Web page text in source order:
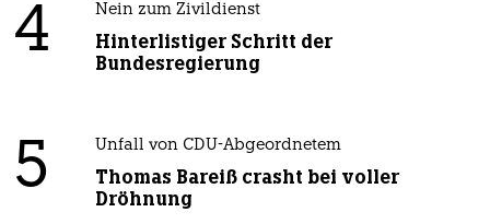
4 Nein zum Zivildienst
Hinterlistiger Schritt der
Bundesregierung
5 Unfall von CDU-Abgeordnetem
Thomas Bareiß crasht bei voller
Dröhnung